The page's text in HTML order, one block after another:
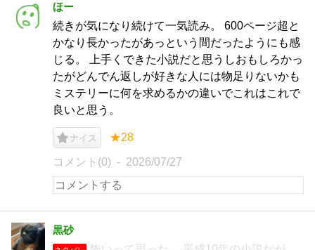
ほー
続きが気になり続けて一気読み。 600ページ超と
かなり長かったがあっという間だったようにも感
じる。 上手くできた小説だと思うしおもしろかっ
たがどんでん返しが好きな人には物足りないかも
ミステリーに何を求めるかの違いでこれはこれで
良いと思う。
ナイス ★28
コメント(0) 2026/07/27
黒砂